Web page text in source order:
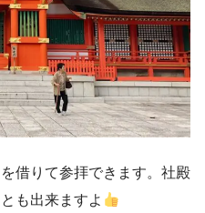
借りて参拝できます。社殿
も出来ますよ